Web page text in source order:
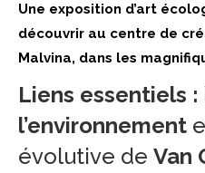
Une exposition d’art
découvrir au centre de
Malvina, dans les
Liens essentiels
l’environnement
évolutive de Van